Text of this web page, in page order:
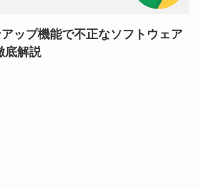
ップ機能で不正なソフトウェア
底解説